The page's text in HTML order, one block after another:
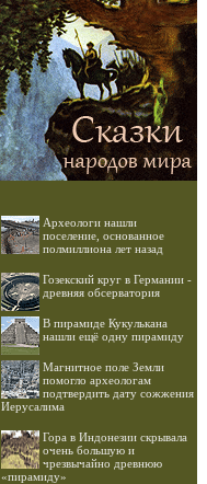
Археологи нашли
поселение, основанное
полмиллиона лет назад
Гозекский круг в Германии -
древняя обсерватория
В пирамиде Кукулькана
нашли ещё одну пирамиду
Магнитное поле Земли
помогло археологам
подтвердить дату сожжения
Иерусалима
Гора в Индонезии скрывала
очень большую и
чрезвычайно древнюю
«пирамиду»